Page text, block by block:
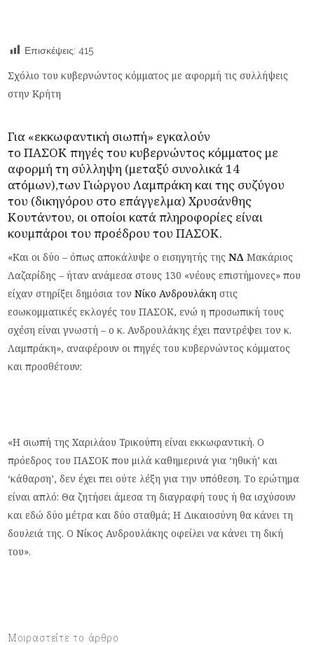
Επισκέψεις: 415
Σχόλιο του κυβερνώντος κόμματος με αφορμή τις συλλήψεις
στην Κρήτη
Για «εκκωφαντική σιωπή» εγκαλούν
τοΠΑΣΟΚ πηγές του κυβερνώντος κόμματος με
αφορμήτη σύλληψη (μεταξύ συνολικά 14
ατόμων),των Γιώργου Λαμπράκη και της συζύγου
του (δικηγόρου στο επάγγελμα) Χρυσάνθης
Κουτάντου, οι οποίοι κατά πληροφορίες είναι
κουμπάροι του προέδρου του ΠΑΣΟΚ.
«Και οι δύο – όπως αποκάλυψε ο εισηγητής τηςΝΔ Μακάριος
Λαζαρίδης – ήταν ανάμεσα στους 130 «νέους επιστήμονες» που
είχαν στηρίξει δημόσια τονΝίκο Ανδρουλάκη στις
εσωκομματικές εκλογές του ΠΑΣΟΚ, ενώ η προσωπική τους
σχέση είναι γνωστή – ο κ. Ανδρουλάκης έχει παντρέψει τον κ.
Λαμπράκη», αναφέρουν οι πηγές του κυβερνώντος κόμματος
και προσθέτουν:
«Η σιωπή της Χαριλάου Τρικούπη είναι εκκωφαντική. Ο
πρόεδρος του ΠΑΣΟΚ που μιλά καθημερινά για ‘ηθική’ και
‘κάθαρση’, δεν έχει πει ούτε λέξη για την υπόθεση. Το ερώτημα
είναι απλό: Θα ζητήσει άμεσα τη διαγραφή τους ή θα ισχύσουν
και εδώ δύο μέτρα και δύο σταθμά; Η Δικαιοσύνη θα κάνει τη
δουλειά της. Ο Νίκος Ανδρουλάκης οφείλει να κάνει τη δική
του».
Μοιραστείτε το άρθρο